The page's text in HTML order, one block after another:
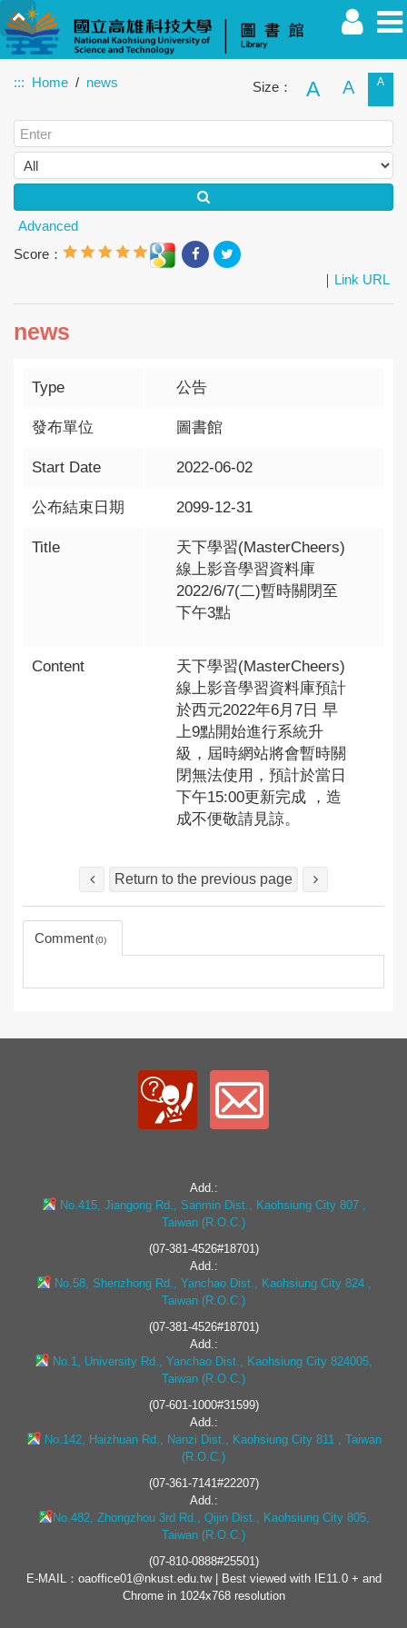
Faculty Student Alumnus Others Guest
::: Home news Size： A A A
Advanced
Score：
｜ Link URL
news
Type 公告
發布單位 圖書館
Start Date 2022-06-02
公布結束日期 2099-12-31
Title
天下學習(MasterCheers)
線上影音學習資料庫
2022/6/7(二)暫時關閉至
下午3點
Content
天下學習(MasterCheers)
線上影音學習資料庫預計
於西元2022年6月7日 早
上9點開始進行系統升
級，屆時網站將會暫時關
閉無法使用，預計於當日
下午15:00更新完成 ，造
成不便敬請見諒。
Return to the previous page
Comment 0
Add.:
No.415, Jiangong Rd., Sanmin Dist., Kaohsiung City 807 ,
Taiwan (R.O.C.)
(07-381-4526#18701)
Add.:
No.58, Shenzhong Rd., Yanchao Dist., Kaohsiung City 824 ,
Taiwan (R.O.C.)
(07-381-4526#18701)
Add.:
No.1, University Rd., Yanchao Dist., Kaohsiung City 824005,
Taiwan (R.O.C.)
(07-601-1000#31599)
Add.:
No.142, Haizhuan Rd., Nanzi Dist., Kaohsiung City 811 , Taiwan
(R.O.C.)
(07-361-7141#22207)
Add.:
No.482, Zhongzhou 3rd Rd., Qijin Dist., Kaohsiung City 805,
Taiwan (R.O.C.)
(07-810-0888#25501)
E-MAIL：oaoffice01@nkust.edu.tw | Best viewed with IE11.0 + and
Chrome in 1024x768 resolution